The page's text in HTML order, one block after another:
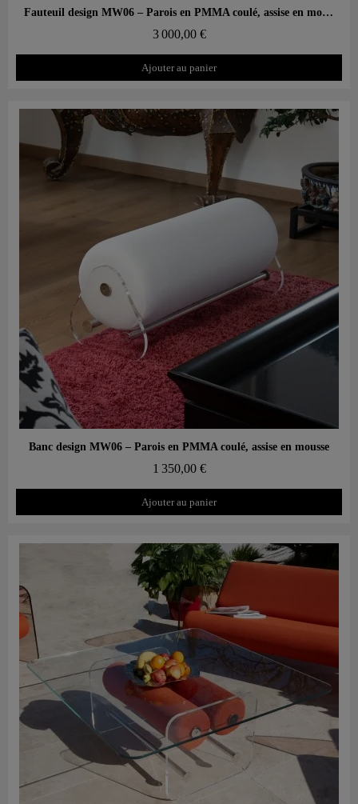
Aperçu rapide Fauteuil design MW06 – Parois en PMMA coulé, assise en mousse alvéolaire
3 000,00 €
Ajouter au panier
Aperçu rapide
Banc design MW06 – Parois en PMMA coulé, assise en mousse
1 350,00 €
Ajouter au panier